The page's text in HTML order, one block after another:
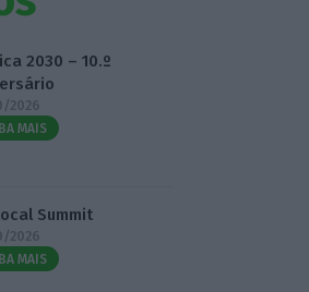
2030 – 10.º
2026
MAIS
Summit
2026
MAIS